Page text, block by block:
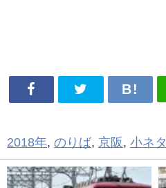
2018年 のりば, 京阪 小ネタ